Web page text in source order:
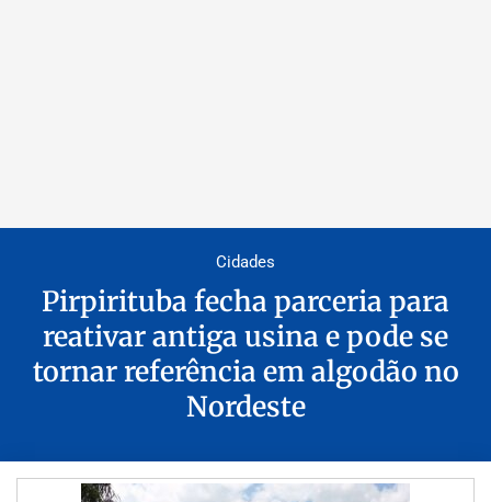
Cidades
Pirpirituba fecha parceria para
reativar antiga usina e pode se
tornar referência em algodão no
Nordeste